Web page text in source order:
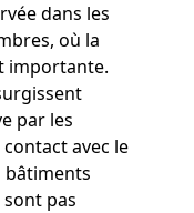
dans les
où la
importante.
par les
avec le
bâtiments
pas